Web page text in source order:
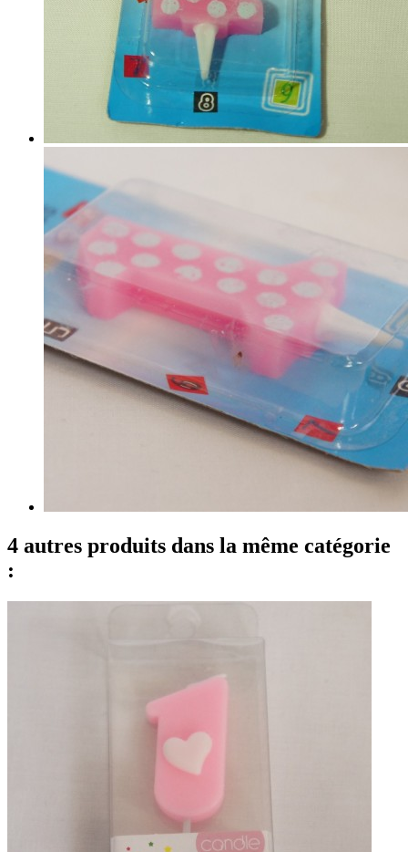
4 autres produits dans la même catégorie
: